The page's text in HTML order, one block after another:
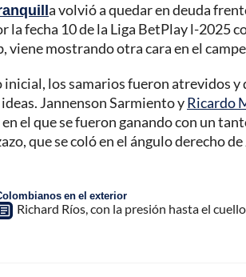
a volvió a quedar en deuda
la fecha 10 de la Liga BetPlay l-2025
viene mostrando otra cara en el
inicial, los samarios fueron atrevidos
Jannenson Sarmiento yRicardo
el que se fueron ganando con un
que se coló en el ángulo derecho
en el exterior
Richard Ríos, con la presión hasta el